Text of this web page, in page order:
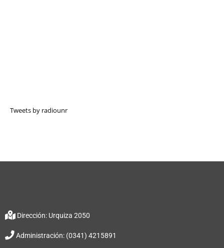
Tweets by radiounr
Dirección: Urquiza 2050
Administración: (0341) 4215891